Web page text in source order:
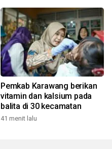
Pemkab Karawang berikan
vitamin dan kalsium pada
balita di 30 kecamatan
41 menit lalu